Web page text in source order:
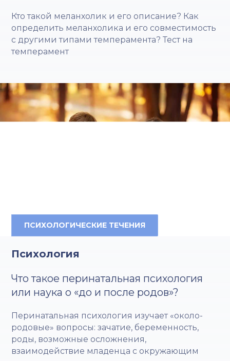
Кто такой меланхолик и его описание? Как
определить меланхолика и его совместимость
с другими типами темперамента? Тест на
темперамент
ПСИХОЛОГИЧЕСКИЕ ТЕЧЕНИЯ
Психология
Что такое перинатальная психология
или наука о «до и после родов»?
Перинатальная психология изучает «около-
родовые» вопросы: зачатие, беременность,
роды, возможные осложнения,
взаимодействие младенца с окружающим